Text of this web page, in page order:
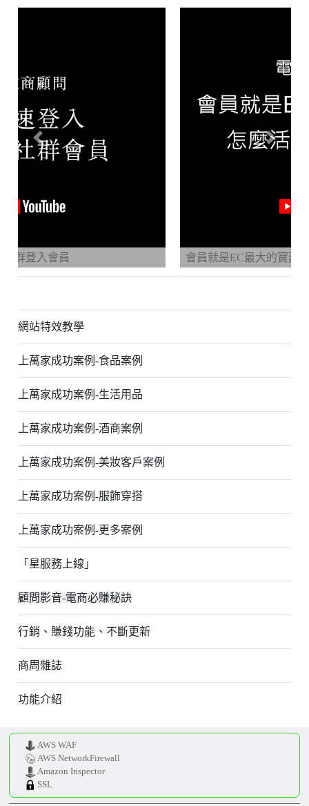
會員就是EC最大的寶藏-怎麼活用才是王道!
Previous Next
網站特效教學
上萬家成功案例-食品案例
上萬家成功案例-生活用品
上萬家成功案例-酒商案例
上萬家成功案例-美妝客戶案例
上萬家成功案例-服飾穿搭
上萬家成功案例-更多案例
「星服務上線」
顧問影音-電商必賺秘訣
行銷、賺錢功能、不斷更新
商周雜誌
功能介紹
AWS WAF
AWS NetworkFirewall
Amazon Inspector
SSL